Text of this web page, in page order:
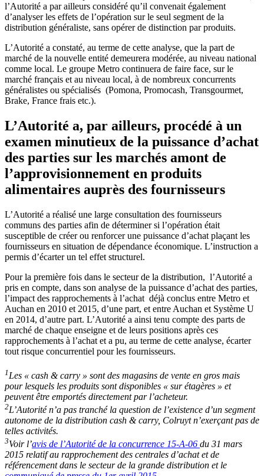
l’Autorité a par ailleurs considéré qu’il convenait également
d’analyser les effets de l’opération sur le seul segment de la
distribution généraliste, sans opérer de distinction par produits.
L’Autorité a constaté, au terme de cette analyse, que la part de
marché de la nouvelle entité demeurera modérée, au niveau national
comme local. Le groupe Metro continuera de faire face, sur le
marché français et au niveau local, à de nombreux concurrents
généralistes ou spécialisés (Pomona, Promocash, Transgourmet,
Brake, France frais etc.).
L’Autorité a, par ailleurs, procédé à un
examen minutieux de la puissance d’achat
des parties sur les marchés amont de
l’approvisionnement en produits
alimentaires auprès des fournisseurs
L’Autorité a réalisé une large consultation des fournisseurs
communs des parties afin de déterminer si l’opération était
susceptible de créer ou renforcer une puissance d’achat plaçant les
fournisseurs en situation de dépendance économique. L’instruction a
permis d’écarter un tel effet structurel.
Pour la première fois dans le secteur de la distribution, l’Autorité a
pris en compte, dans son analyse de la puissance d’achat des parties,
l’impact des rapprochements à l’achat déjà conclus entre Metro et
Auchan en 2010 et 2015, d’une part, et entre Auchan et Système U
en 2014, d’autre part. L’Autorité a ainsi tenu compte des parts de
marché de chaque enseigne et de leurs positions après ces
rapprochements à l’achat et a pu, au terme de cette analyse, écarter
tout risque concurrentiel pour les fournisseurs.
1 Les « cash & carry » sont des magasins de vente en gros mais
pour lesquels les produits sont disponibles « sur étagères » et
peuvent être emportés directement par l’acheteur.
2L’Autorité n’a pas tranché la question de l’existence d’un segment
autonome de la distribution cash & carry, Colruyt n’exerçant pas de
telles activités.
3Voir l’avis de l’Autorité de la concurrence 15-A-06 du 31 mars
2015 relatif au rapprochement des centrales d’achat et de
référencement dans le secteur de la grande distribution et le